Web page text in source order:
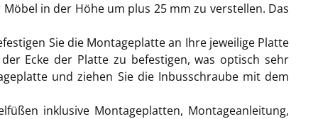
in der Höhe um plus 25 mm zu verstellen. Das
Sie die Montageplatte an Ihre jeweilige Platte
Ecke der Platte zu befestigen, was optisch sehr
und ziehen Sie die Inbusschraube mit dem
inklusive Montageplatten, Montageanleitung,